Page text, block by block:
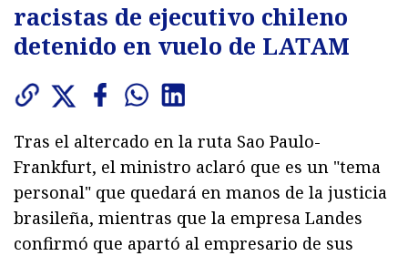
racistas de ejecutivo chileno
detenido en vuelo de LATAM
Tras el altercado en la ruta Sao Paulo-
Frankfurt, el ministro aclaró que es un "tema
personal" que quedará en manos de la justicia
brasileña, mientras que la empresa Landes
confirmó que apartó al empresario de sus